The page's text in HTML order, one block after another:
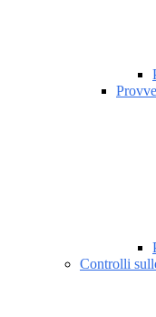
Controlli